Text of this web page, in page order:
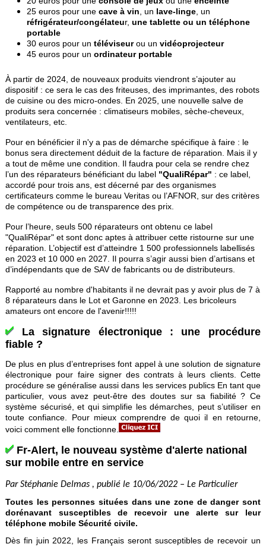
25 euros pour unecave à vin , un lave-linge , un
réfrigérateur/congélateur,une tablette ou un téléphone
portable
30 euros pour untéléviseurou unvidéoprojecteur
45 euros pour unordinateur portable
À partir de 2024, de nouveaux produits viendront s’ajouter au
dispositif : ce sera le cas des friteuses, des imprimantes, des robots
de cuisine ou des micro-ondes. En 2025, une nouvelle salve de
produits sera concernée : climatiseurs mobiles, sèche-cheveux,
ventilateurs, etc.
Pour en bénéficier il n'y a pas de démarche spécifique à faire : le
bonus sera directement déduit de la facture de réparation. Mais il y
a tout de même une condition. Il faudra pour cela se rendre chez
l’un des réparateurs bénéficiant du label "QualiRépar" : ce label,
accordé pour trois ans, est décerné par des organismes
certificateurs comme le bureau Veritas ou l’AFNOR, sur des critères
de compétence ou de transparence des prix.
Pour l’heure, seuls 500 réparateurs ont obtenu ce label
"QualiRépar" et sont donc aptes à attribuer cette ristourne sur une
réparation. L’objectif est d’atteindre 1 500 professionnels labellisés
en 2023 et 10 000 en 2027. Il pourra s’agir aussi bien d’artisans et
d’indépendants que de SAV de fabricants ou de distributeurs.
Rapporté au nombre d'habitants il ne devrait pas y avoir plus de 7 à
8 réparateurs dans le Lot et Garonne en 2023. Les bricoleurs
amateurs ont encore de l'avenir!!!!!
La signature électronique : une procédure
fiable ?
De plus en plus d’entreprises font appel à une solution de signature
électronique pour faire signer des contrats à leurs clients. Cette
procédure se généralise aussi dans les services publics En tant que
particulier, vous avez peut-être des doutes sur sa fiabilité ? Ce
système sécurisé, et qui simplifie les démarches, peut s’utiliser en
toute confiance. Pour mieux comprendre de quoi il en retourne,
voici comment elle fonctionne.
Fr-Alert, le nouveau système d'alerte national
sur mobile entre en service
Par Stéphanie Delmas , publié le 10/06/2022 – Le Particulier
Toutes les personnes situées dans une zone de danger sont
dorénavant susceptibles de recevoir une alerte sur leur
téléphone mobile Sécurité civile.
Dès fin juin 2022, les Français seront susceptibles de recevoir un